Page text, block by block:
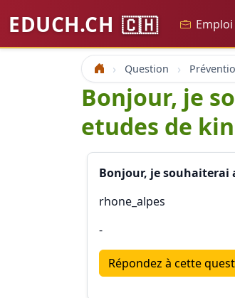
EDUCH.CH 🇨🇭 Emploi
Accueil Question
Bonjour, je
etudes de
Bonjour, je souhaiterai
rhone_alpes
-
Répondez à cette